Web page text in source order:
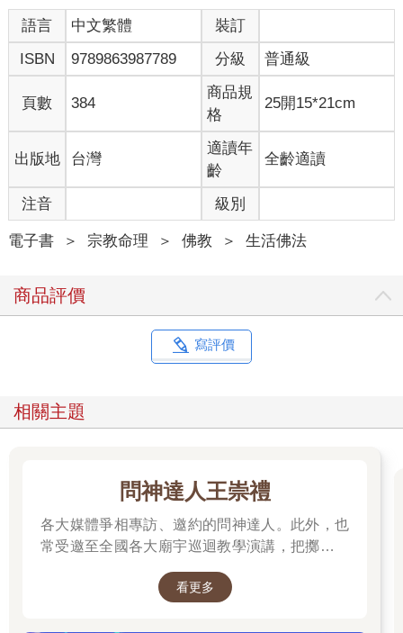
語言 中文繁體
裝訂
ISBN
9789863987789 分級 普通級
頁數 384
商品規
格
25開15*21cm
出版地 台灣
適讀年
齡
全齡適讀
注音 級別
電子書 ＞ 宗教命理 ＞ 佛教 ＞ 生活佛法
商品評價
寫評價
相關主題
問神達人王崇禮
各大媒體爭相專訪、邀約的問神達人。此外，也
常受邀至全國各大廟宇巡迴教學演講，把擲筊、
看更多